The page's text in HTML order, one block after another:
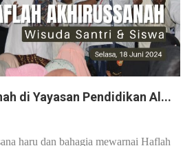
di Yayasan Pendidikan Al...
haru dan bahagia mewarnai Haflah